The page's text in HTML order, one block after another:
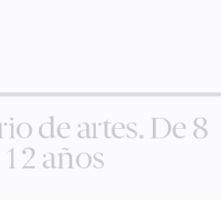
de artes. De 8
12 años